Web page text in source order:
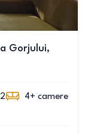
Gorjului,
4+ camere